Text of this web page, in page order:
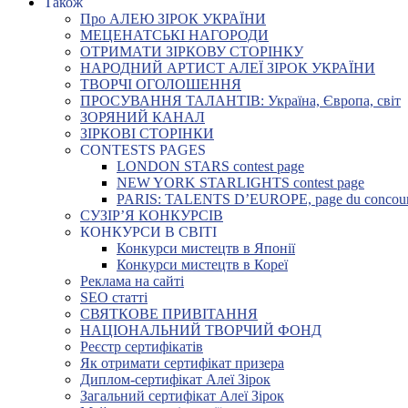
Про АЛЕЮ ЗІРОК УКРАЇНИ
МЕЦЕНАТСЬКІ НАГОРОДИ
ОТРИМАТИ ЗІРКОВУ СТОРІНКУ
НАРОДНИЙ АРТИСТ АЛЕЇ ЗІРОК УКРАЇНИ
ТВОРЧІ ОГОЛОШЕННЯ
ПРОСУВАННЯ ТАЛАНТІВ: Україна, Європа, світ
ЗОРЯНИЙ КАНАЛ
ЗІРКОВІ СТОРІНКИ
CONTESTS PAGES
LONDON STARS contest page
NEW YORK STARLIGHTS contest page
PARIS: TALENTS D’EUROPE, page du
СУЗІР’Я КОНКУРСІВ
КОНКУРСИ В СВІТІ
Конкурси мистецтв в Японії
Конкурси мистецтв в Кореї
Реклама на сайті
SEO статті
СВЯТКОВЕ ПРИВІТАННЯ
НАЦІОНАЛЬНИЙ ТВОРЧИЙ ФОНД
Реєстр сертифікатів
Як отримати сертифікат призера
Диплом-сертифікат Алеї Зірок
Загальний сертифікат Алеї Зірок